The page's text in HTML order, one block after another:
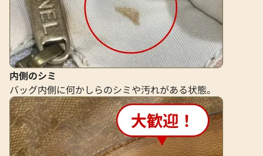
内側のシミ
バッグ内側に何かしらのシミや汚れがある状態。